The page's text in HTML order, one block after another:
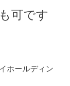
可です
ホールディン